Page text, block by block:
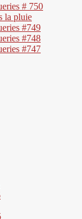
# 750
la pluie
#749
#748
#747